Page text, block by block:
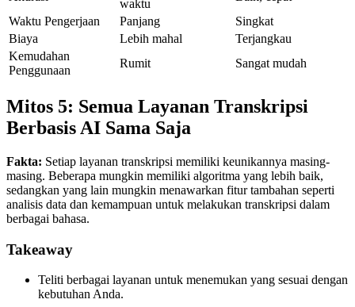
waktu
Waktu Pengerjaan
Panjang
Singkat
Biaya
Lebih mahal
Terjangkau
Kemudahan
Penggunaan
Rumit Sangat mudah
Mitos 5: Semua Layanan Transkripsi
Berbasis AI Sama Saja
Fakta: Setiap layanan transkripsi memiliki keunikannya masing-
masing. Beberapa mungkin memiliki algoritma yang lebih baik,
sedangkan yang lain mungkin menawarkan fitur tambahan seperti
analisis data dan kemampuan untuk melakukan transkripsi dalam
berbagai bahasa.
Takeaway
Teliti berbagai layanan untuk menemukan yang sesuai dengan
kebutuhan Anda.